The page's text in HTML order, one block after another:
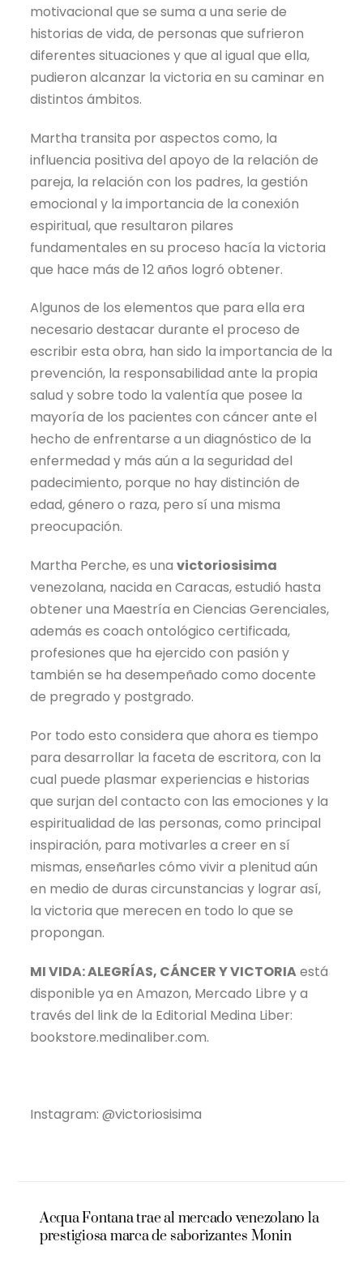
motivacional que se suma a una serie de
historias de vida, de personas que sufrieron
diferentes situaciones y que al igual que ella,
pudieron alcanzar la victoria en su caminar en
distintos ámbitos.
Martha transita por aspectos como, la
influencia positiva del apoyo de la relación de
pareja, la relación con los padres, la gestión
emocional y la importancia de la conexión
espiritual, que resultaron pilares
fundamentales en su proceso hacía la victoria
que hace más de 12 años logró obtener.
Algunos de los elementos que para ella era
necesario destacar durante el proceso de
escribir esta obra, han sido la importancia de la
prevención, la responsabilidad ante la propia
salud y sobre todo la valentía que posee la
mayoría de los pacientes con cáncer ante el
hecho de enfrentarse a un diagnóstico de la
enfermedad y más aún a la seguridad del
padecimiento, porque no hay distinción de
edad, género o raza, pero sí una misma
preocupación.
Martha Perche, es unavictoriosisima
venezolana, nacida en Caracas, estudió hasta
obtener una Maestría en Ciencias Gerenciales,
además es coach ontológico certificada,
profesiones que ha ejercido con pasión y
también se ha desempeñado como docente
de pregrado y postgrado.
Por todo esto considera que ahora es tiempo
para desarrollar la faceta de escritora, con la
cual puede plasmar experiencias e historias
que surjan del contacto con las emociones y la
espiritualidad de las personas, como principal
inspiración, para motivarles a creer en sí
mismas, enseñarles cómo vivir a plenitud aún
en medio de duras circunstancias y lograr así,
la victoria que merecen en todo lo que se
propongan.
MI VIDA: ALEGRÍAS, CÁNCER Y VICTORIAestá
disponible ya en Amazon, Mercado Libre y a
través del link de la Editorial Medina Liber:
bookstore.medinaliber.com.
Instagram: @victoriosisima
Acqua Fontana trae al mercado venezolano la
prestigiosa marca de saborizantes Monin